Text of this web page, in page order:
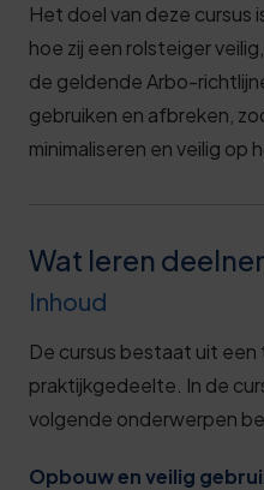
Het doel van deze cursus
hoe zij een rolsteiger
de geldende Arbo-
gebruiken en afbreken,
minimaliseren en veilig op
Wat leren
Inhoud
De cursus bestaat uit
praktijkgedeelte. In de
volgende onderwerpen
Opbouw en veilig